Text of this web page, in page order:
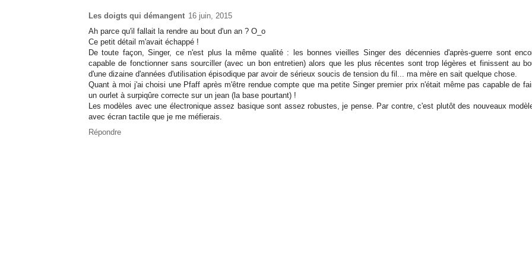
Les doigts qui démangent 16 juin, 2015
Ah parce qu'il fallait la rendre au bout d'un an ? O_o
Ce petit détail m'avait échappé !
De toute façon, Singer, ce n'est plus la même qualité : les bonnes vieilles Singer des décennies d'après-guerre sont
capable de fonctionner sans sourciller (avec un bon entretien) alors que les plus récentes sont trop légères et finissent au
d'une dizaine d'années d'utilisation épisodique par avoir de sérieux soucis de tension du fil... ma mère en sait quelque chose.
Quant à moi j'ai choisi une Pfaff après m'être rendue compte que ma petite Singer premier prix n'était même pas capable de
un ourlet à surpiqûre correcte sur un jean (la base pourtant) !
Les modèles avec une électronique assez basique sont assez robustes, je pense. Par contre, c'est plutôt des nouveaux
avec écran tactile que je me méfierais.
Répondre